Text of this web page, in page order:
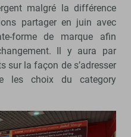
malgré la différence
partager en juin avec
forme de marque afin
Il y aura par
sur la façon de s’adresser
les choix du category